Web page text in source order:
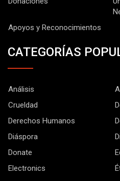
Apoyos y Reconocimientos
CATEGORÍAS
Análisis
Crueldad
Derechos Humanos
Diáspora
Donate
Electronics